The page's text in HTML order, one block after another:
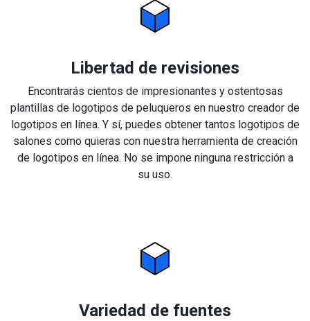
Libertad de revisiones
Encontrarás cientos de impresionantes y ostentosas
plantillas de logotipos de peluqueros en nuestro creador de
logotipos en línea. Y sí, puedes obtener tantos logotipos de
salones como quieras con nuestra herramienta de creación
de logotipos en línea. No se impone ninguna restricción a
su uso.
Variedad de fuentes